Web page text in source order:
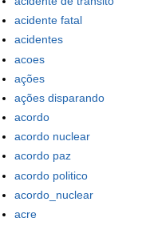
acidente fatal
acidentes
acoes
ações
ações disparando
acordo
acordo nuclear
acordo paz
acordo politico
acordo_nuclear
acre